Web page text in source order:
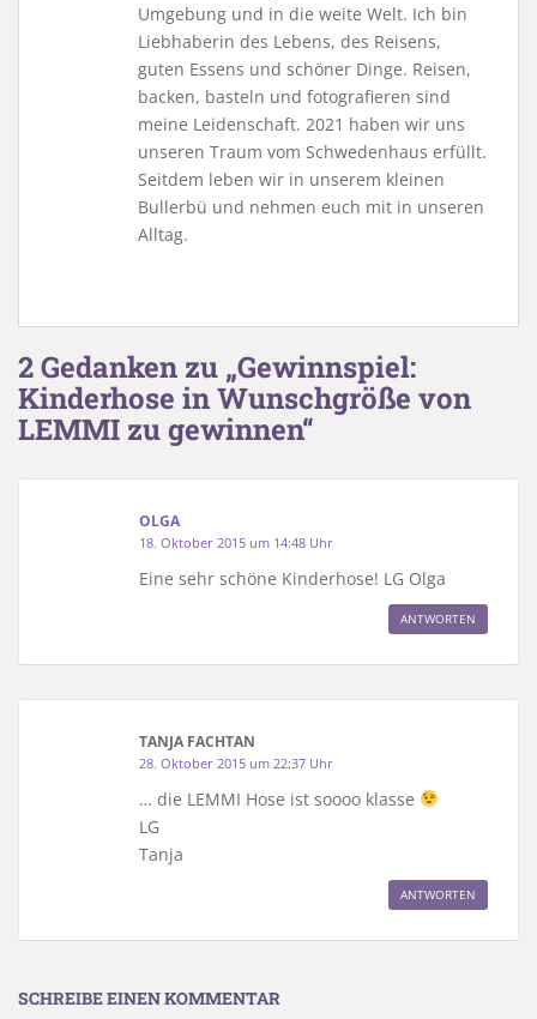
Umgebung und in die weite Welt. Ich bin
Liebhaberin des Lebens, des Reisens,
guten Essens und schöner Dinge. Reisen,
backen, basteln und fotografieren sind
meine Leidenschaft. 2021 haben wir uns
unseren Traum vom Schwedenhaus erfüllt.
Seitdem leben wir in unserem kleinen
Bullerbü und nehmen euch mit in unseren
Alltag.
2 Gedanken zu „Gewinnspiel:
Kinderhose in Wunschgröße von
LEMMI zu gewinnen“
OLGA
18. Oktober 2015 um 14:48 Uhr
Eine sehr schöne Kinderhose! LG Olga
ANTWORTEN
TANJA FACHTAN
28. Oktober 2015 um 22:37 Uhr
… die LEMMI Hose ist soooo klasse
LG
Tanja
ANTWORTEN
SCHREIBE EINEN KOMMENTAR